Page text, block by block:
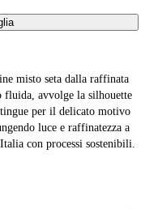
misto seta dalla raffinata
fluida, avvolge la silhouette
per il delicato motivo
luce e raffinatezza a
con processi sostenibili.